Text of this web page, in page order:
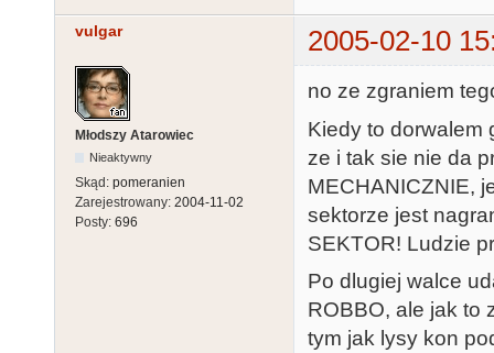
vulgar 2005-02-10
Młodszy Atarowiec
Nieaktywny
Skąd: pomeranien
Zarejestrowany: 2004-11-02
Posty: 696
no ze zgraniem
Kiedy to dorwalem
ze i tak sie nie da
MECHANICZNIE,
sektorze jest
SEKTOR! Ludzie
Po dlugiej walce
ROBBO, ale jak to
tym jak lysy kon